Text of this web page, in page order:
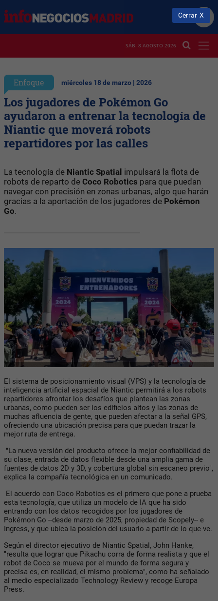
SÁB. 8 AGOSTO 2026
Enfoque miércoles 18 de marzo | 2026
Los jugadores de Pokémon Go
ayudaron a entrenar la tecnología de
Niantic que moverá robots
repartidores por las calles
La tecnología de Niantic Spatial impulsará la flota de
robots de reparto de Coco Robotics para que puedan
navegar con precisión en zonas urbanas, algo que harán
gracias a la aportación de los jugadores de Pokémon
Go.
El sistema de posicionamiento visual (VPS) y la tecnología de
inteligencia artificial espacial de Niantic permitirá a los robots
repartidores afrontar los desafíos que plantean las zonas
urbanas, como pueden ser los edificios altos y las zonas de
muchas afluencia de gente, que pueden afectar a la señal GPS,
ofreciendo una ubicación precisa para que puedan trazar la
mejor ruta de entrega.
"La nueva versión del producto ofrece la mejor confiabilidad de
su clase, entrada de datos flexible desde una amplia gama de
fuentes de datos 2D y 3D, y cobertura global sin escaneo previo",
explica la compañía tecnológica en un comunicado.
El acuerdo con Coco Robotics es el primero que pone a prueba
esta tecnología, que utiliza un modelo de IA que ha sido
entrando con los datos recogidos por los jugadores de
Pokémon Go --desde marzo de 2025, propiedad de Scopely-- e
Ingress, y que ubica la posición del usuario a partir de lo que ve.
Según el director ejecutivo de Niantic Spatial, John Hanke,
"resulta que lograr que Pikachu corra de forma realista y que el
robot de Coco se mueva por el mundo de forma segura y
precisa es, en realidad, el mismo problema", como ha señalado
al medio especializado Technology Review y recoge Europa
Press.
Cerrar